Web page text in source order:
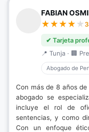
FABIAN
✔ Tarjeta
📍 Tunja · 🏢
Abogado de
Con más de 8 años
abogado se
incluye el rol de
sentencias, y como
Con un enfoque